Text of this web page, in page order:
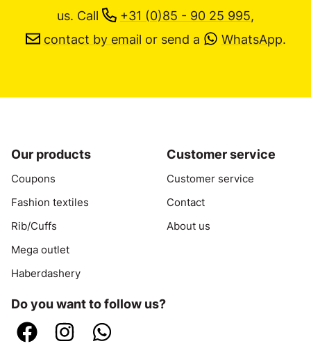
us. Call +31 (0)85 - 90 25 995,
contact by email or send a WhatsApp.
Our products
Coupons
Fashion textiles
Rib/Cuffs
Mega outlet
Haberdashery
Customer service
Customer service
Contact
About us
Do you want to follow us?